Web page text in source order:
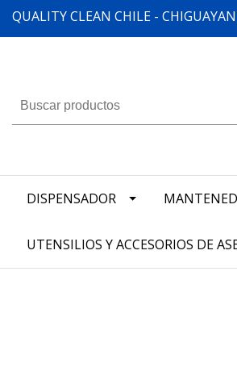
QUALITY CLEAN CHILE -
DISPENSADOR
UTENSILIOS Y ACCESORIOS DE